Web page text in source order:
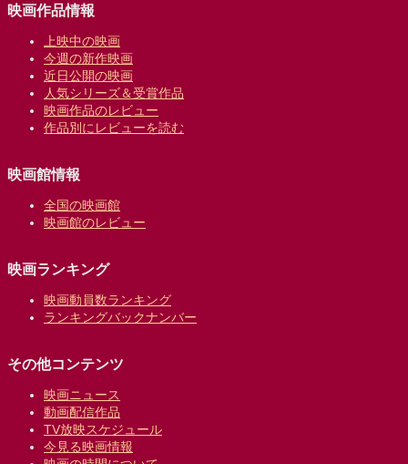
映画作品情報
上映中の映画
今週の新作映画
近日公開の映画
人気シリーズ＆受賞作品
映画作品のレビュー
作品別にレビューを読む
映画館情報
全国の映画館
映画館のレビュー
映画ランキング
映画動員数ランキング
ランキングバックナンバー
その他コンテンツ
映画ニュース
動画配信作品
TV放映スケジュール
今見る映画情報